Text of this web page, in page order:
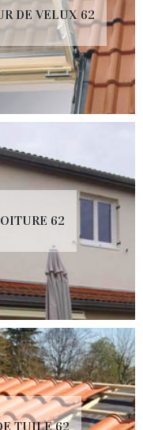
DE VELUX 62
62
TUILE 62